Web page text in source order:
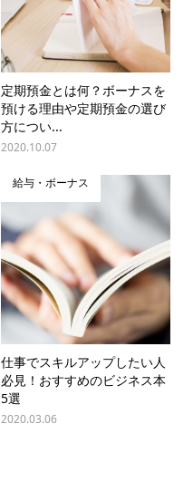
定期預金とは何？ボーナスを
預ける理由や定期預金の選び
方につい...
2020.10.07
給与・ボーナス
仕事でスキルアップしたい人
必見！おすすめのビジネス本
5選
2020.03.06